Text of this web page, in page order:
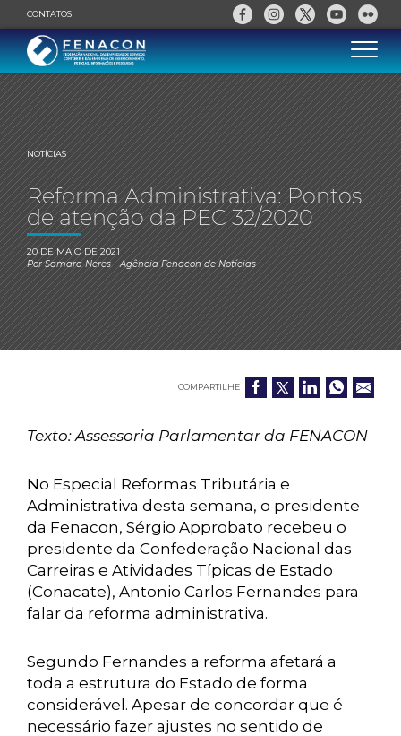
CONTATOS
NOTÍCIAS
Reforma Administrativa: Pontos
de atenção da PEC 32/2020
20 DE MAIO DE 2021
PorSamara Neres- Agência Fenacon de Notícias
COMPARTILHE
Texto: Assessoria Parlamentar da FENACON
No Especial Reformas Tributária e
Administrativa desta semana, o presidente
da Fenacon, Sérgio Approbato recebeu o
presidente da Confederação Nacional das
Carreiras e Atividades Típicas de Estado
(Conacate), Antonio Carlos Fernandes para
falar da reforma administrativa.
Segundo Fernandes a reforma afetará a
toda a estrutura do Estado de forma
considerável. Apesar de concordar que é
necessário fazer ajustes no sentido de